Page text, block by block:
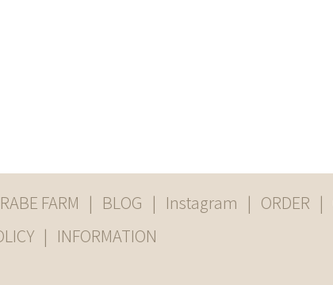
FARM BLOG Instagram ORDER
INFORMATION